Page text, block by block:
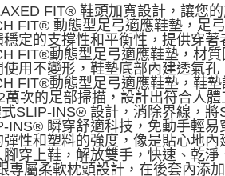
FIT® 鞋頭加寬設計，讓您
FIT® 動態型足弓適應鞋墊，足
穩定的支撐性和平衡性，提供穿著
FIT®動態型足弓適應鞋墊，材
使用不變形，鞋墊底部內建透氣孔
FIT®動態型足弓適應鞋墊，鞋
萬次的足部掃描，設計出符合人
SLIP-INS® 設計，消除界線，將
INS® 瞬穿舒適科技，免動手輕
彈性和塑料的強度，像是貼心地
腳穿上鞋，解放雙手，快速、乾淨
專屬柔軟枕頭設計，在後套內添